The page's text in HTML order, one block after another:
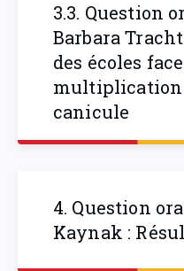
3.3. Question
Barbara
des écoles
multiplication
canicule
4. Question
Kaynak :